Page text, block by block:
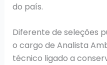
do país.
Diferente de seleções
o cargo de Analista
técnico ligado a